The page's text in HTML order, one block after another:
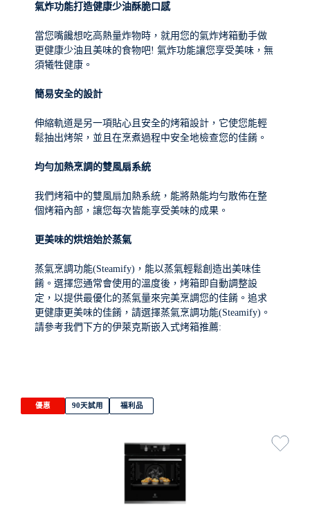
氣炸功能打造健康少油酥脆口感
當您嘴饞想吃高熱量炸物時，就用您的氣炸烤箱動手做
更健康少油且美味的食物吧! 氣炸功能讓您享受美味，無
須犧牲健康。
簡易安全的設計
伸縮軌道是另一項貼心且安全的烤箱設計，它使您能輕
鬆抽出烤架，並且在烹煮過程中安全地檢查您的佳餚。
均勻加熱烹調的雙風扇系統
我們烤箱中的雙風扇加熱系統，能將熱能均勻散佈在整
個烤箱內部，讓您每次皆能享受美味的成果。
更美味的烘焙始於蒸氣
蒸氣烹調功能(Steamify)，能以蒸氣輕鬆創造出美味佳
餚。選擇您通常會使用的溫度後，烤箱即自動調整設
定，以提供最優化的蒸氣量來完美烹調您的佳餚。追求
更健康更美味的佳餚，請選擇蒸氣烹調功能(Steamify)。
請參考我們下方的伊萊克斯嵌入式烤箱推薦:
優惠 90天試用 福利品